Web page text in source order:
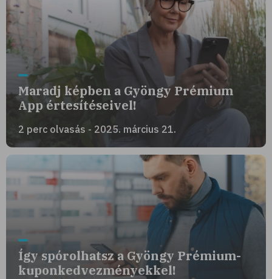
Maradj képben a Gyöngy Prémium
App értesítéseivel!
2 perc olvasás - 2025. március 21.
Így spórolhatsz a Gyöngy Prémium-
kuponkedvezményekkel!